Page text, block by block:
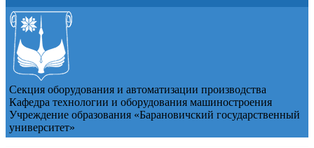
Секция оборудования и автоматизации производства
Кафедра технологии и оборудования машиностроения
Учреждение образования «Барановичский государственный
университет»